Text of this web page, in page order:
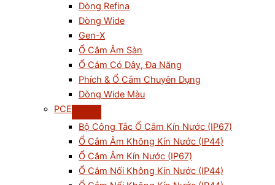
Dòng Refina
Dòng Wide
Gen-X
Ổ Cắm Âm Sàn
Ổ Cắm Có Dây, Đa Năng
Phích & Ổ Cắm Chuyên Dụng
Dòng Wide Màu
PCE
Bộ Công Tắc Ổ Cắm Kín Nước (IP67)
Ổ Cắm Âm Không Kín Nước (IP44)
Ổ Cắm Âm Kín Nước (IP67)
Ổ Cắm Nối Không Kín Nước (IP44)